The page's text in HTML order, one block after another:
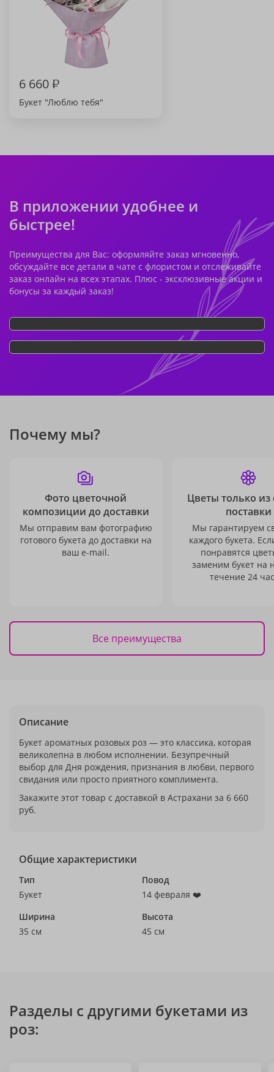
6 660₽
Букет "Люблю тебя"
В приложении удобнее и
быстрее!
Преимущества для Вас: оформляйте заказ мгновенно,
обсуждайте все детали в чате с флористом и отслеживайте
заказ онлайн на всех этапах. Плюс - эксклюзивные акции и
бонусы за каждый заказ!
Почему мы?
Фото цветочной
композиции до доставки
Мы отправим вам фотографию
готового букета до доставки на
ваш e-mail.
Цветы только из
поставки
Мы гарантируем
каждого букета.
понравятся
заменим букет на
течение 24
Все преимущества
Описание
Букет ароматных розовых роз — это классика, которая
великолепна в любом исполнении. Безупречный
выбор для Дня рождения, признания в любви, первого
свидания или просто приятного комплимента.
Закажите этот товар с доставкой в Астрахани за 6 660
руб.
Общие характеристики
Тип
Букет
Повод
14 февраля ❤️
Ширина
35 см
Высота
45 см
Разделы с другими букетами из
роз: